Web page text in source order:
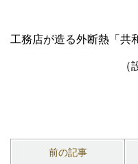
工務店が造る外断熱「共
（設計 坂
前の記事